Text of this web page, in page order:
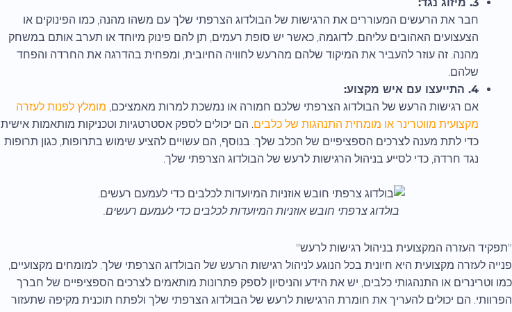
חבר את הרעשים המעוררים את הרגישות של הבולדוג הצרפתי שלך עם משהו מהנה, כמו הפינוקים או
הצעצועים האהובים עליהם. לדוגמה, כאשר יש סופת רעמים, תן להם פינוק מיוחד או תערב אותם במשחק
מהנה. זה עוזר להעביר את המיקוד שלהם מהרעש לחוויה החיובית, ומפחית בהדרגה את החרדה והפחד
שלהם.
4. התייעצו עם איש מקצוע:
אם רגישות הרעש של הבולדוג הצרפתי שלכם חמורה או נמשכת למרות מאמציכם, מומלץ לפנות לעזרה
מקצועית מווטרינר או מומחית התנהגות של כלבים. הם יכולים לספק אסטרטגיות וטכניקות מותאמות אישית
כדי לתת מענה לצרכים הספציפיים של הכלב שלך. בנוסף, הם עשויים להציע שימוש בתרופות, כגון תרופות
נגד חרדה, כדי לסייע בניהול הרגישות לרעש של הבולדוג הצרפתי שלך.
בולדוג צרפתי חובש אוזניות המיועדות לכלבים כדי לעמעם רעשים.
"תפקיד העזרה המקצועית בניהול רגישות לרעש"
פנייה לעזרה מקצועית היא חיונית בכל הנוגע לניהול רגישות הרעש של הבולדוג הצרפתי שלך. למומחים מקצועיים,
כמו וטרינרים או התנהגותי כלבים, יש את הידע והניסיון לספק פתרונות מותאמים לצרכים הספציפיים של חברך
הפרוותי. הם יכולים להעריך את חומרת הרגישות לרעש של הבולדוג הצרפתי שלך ולפתח תוכנית מקיפה שתעזור